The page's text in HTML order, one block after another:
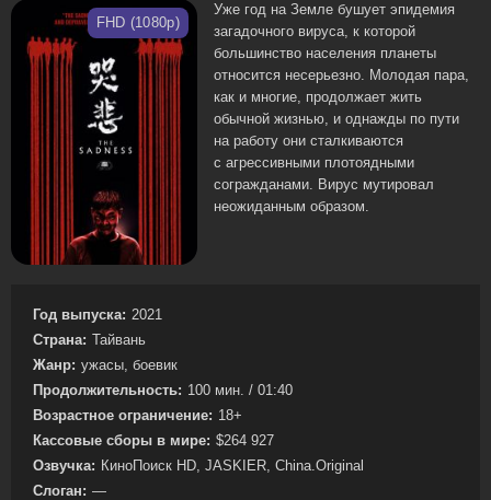
FHD (1080p)
Уже год на Земле бушует эпидемия
загадочного вируса, к которой
большинство населения планеты
относится несерьезно. Молодая пара,
как и многие, продолжает жить
обычной жизнью, и однажды по пути
на работу они сталкиваются
с агрессивными плотоядными
согражданами. Вирус мутировал
неожиданным образом.
Год выпуска: 2021
Страна: Тайвань
Жанр: ужасы, боевик
Продолжительность: 100 мин. / 01:40
Возрастное ограничение: 18+
Кассовые сборы в мире: $264 927
Озвучка: КиноПоиск HD, JASKIER, China.Original
Слоган: —